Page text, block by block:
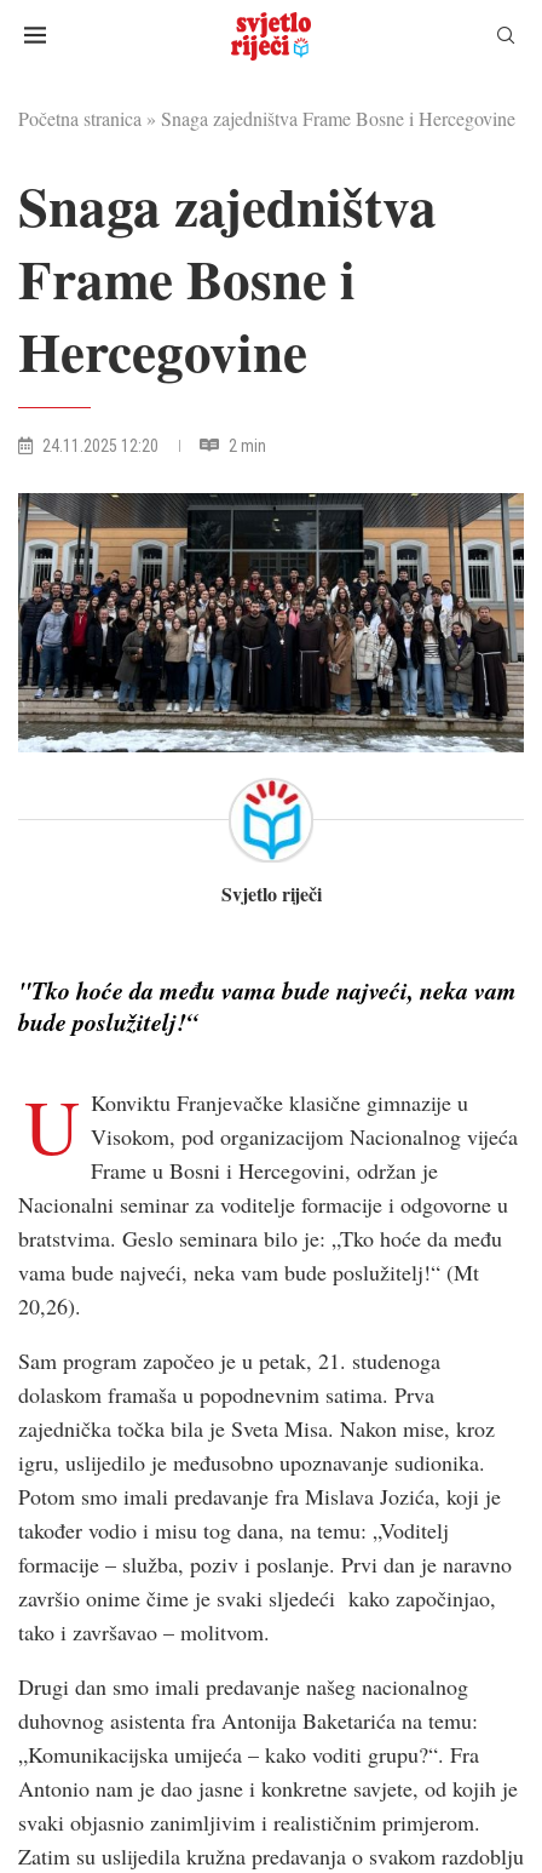
Početna stranica » Snaga zajedništva Frame Bosne i Hercegovine
Snaga zajedništva
Frame Bosne i
Hercegovine
24.11.2025 12:20 2 min
Svjetlo riječi
"Tko hoće da među vama bude najveći, neka vam
bude poslužitelj!“
U Konviktu Franjevačke klasične gimnazije u
Visokom, pod organizacijom Nacionalnog vijeća
Frame u Bosni i Hercegovini, održan je
Nacionalni seminar za voditelje formacije i odgovorne u
bratstvima. Geslo seminara bilo je: „Tko hoće da među
vama bude najveći, neka vam bude poslužitelj!“ (Mt
20,26).
Sam program započeo je u petak, 21. studenoga
dolaskom framaša u popodnevnim satima. Prva
zajednička točka bila je Sveta Misa. Nakon mise, kroz
igru, uslijedilo je međusobno upoznavanje sudionika.
Potom smo imali predavanje fra Mislava Jozića, koji je
također vodio i misu tog dana, na temu: „Voditelj
formacije – služba, poziv i poslanje. Prvi dan je naravno
završio onime čime je svaki sljedeći kako započinjao,
tako i završavao – molitvom.
Drugi dan smo imali predavanje našeg nacionalnog
duhovnog asistenta fra Antonija Baketarića na temu:
„Komunikacijska umijeća – kako voditi grupu?“. Fra
Antonio nam je dao jasne i konkretne savjete, od kojih je
svaki objasnio zanimljivim i realističnim primjerom.
Zatim su uslijedila kružna predavanja o svakom razdoblju